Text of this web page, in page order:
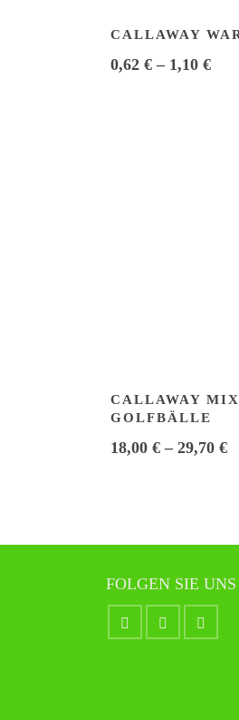
CALLAWAY
0,62 € – 1,10 €
CALLAWAY
GOLFBÄLLE
18,00 € – 29,70 €
FOLGEN SIE UNS